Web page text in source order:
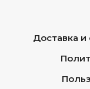
Доставка и